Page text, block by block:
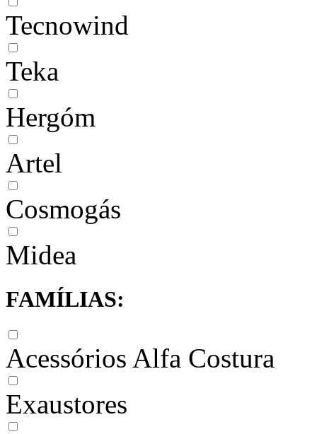
Tecnowind
Teka
Hergóm
Artel
Cosmogás
Midea
FAMÍLIAS:
Acessórios Alfa Costura
Exaustores